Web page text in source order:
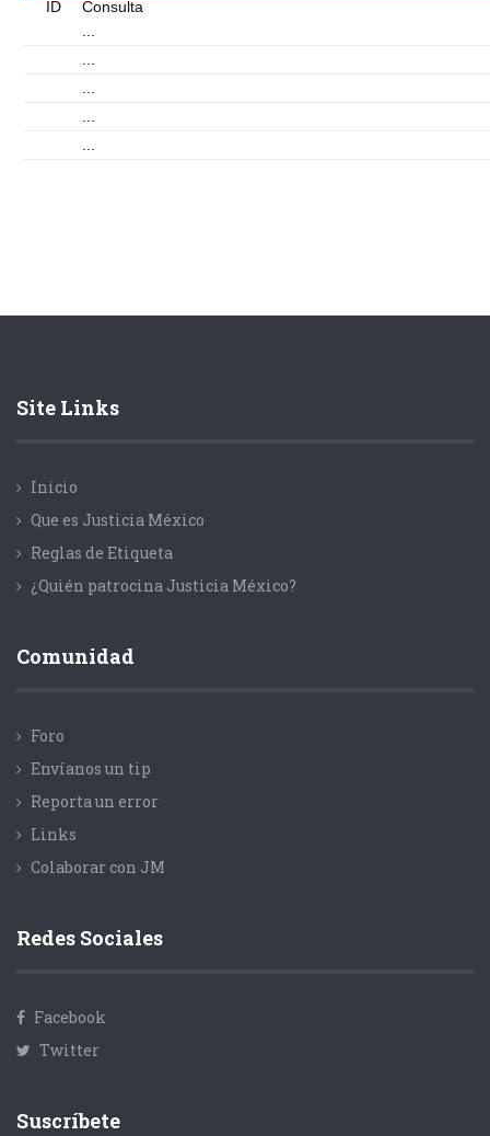
ID
Consulta
Site Links
Inicio
Que es Justicia México
Reglas de Etiqueta
¿Quién patrocina Justicia México?
Comunidad
Foro
Envíanos un tip
Reporta un error
Links
Colaborar con JM
Redes Sociales
Facebook
Twitter
Suscríbete